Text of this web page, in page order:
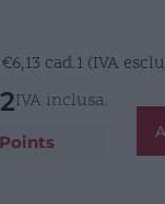
€6,13 cad.1 (IVA
IVA inclusa.